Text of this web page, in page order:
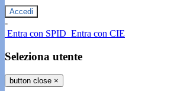
-
Entra con SPID Entra con CIE
Seleziona utente
button close ×